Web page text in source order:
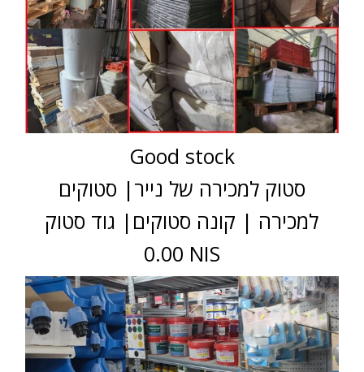
Good stock
סטוק למכירה של נייר| סטוקים
למכירה | קונה סטוקים| גוד סטוק
0.00 NIS